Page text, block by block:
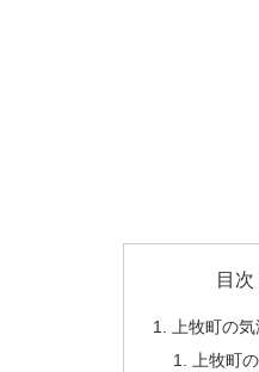
目次
上牧町の
上牧町